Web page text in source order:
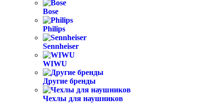
Bose
Philips
Sennheiser
WIWU
Другие бренды
Чехлы для наушников